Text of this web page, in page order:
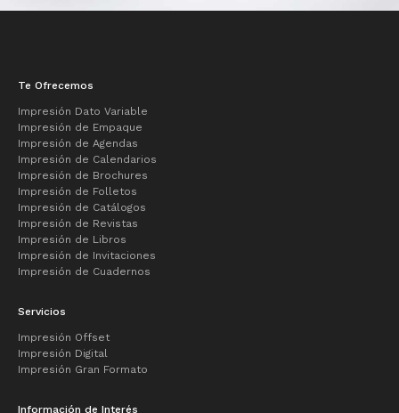
Te Ofrecemos
Impresión Dato Variable
Impresión de Empaque
Impresión de Agendas
Impresión de Calendarios
Impresión de Brochures
Impresión de Folletos
Impresión de Catálogos
Impresión de Revistas
Impresión de Libros
Impresión de Invitaciones
Impresión de Cuadernos
Servicios
Impresión Offset
Impresión Digital
Impresión Gran Formato
Información de Interés